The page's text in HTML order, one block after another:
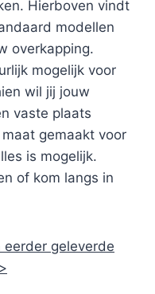
Hierboven vindt
modellen
overkapping.
mogelijk voor
wil jij jouw
vaste plaats
gemaakt voor
is mogelijk.
of kom langs in
eerder geleverde